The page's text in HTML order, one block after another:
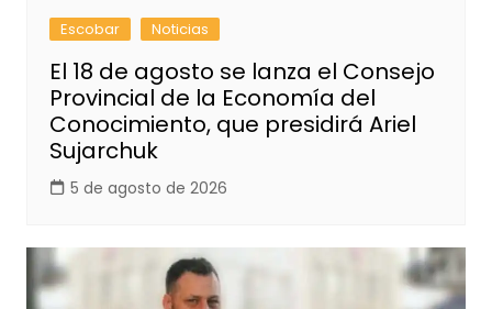
Escobar Noticias
El 18 de agosto se lanza el Consejo
Provincial de la Economía del
Conocimiento, que presidirá Ariel
Sujarchuk
5 de agosto de 2026